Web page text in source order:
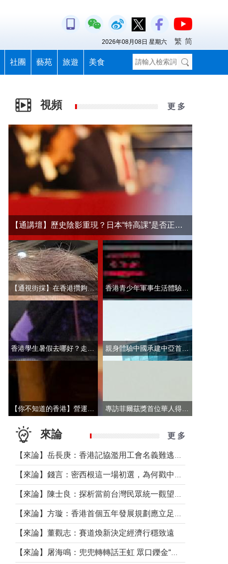
社團 藝苑 旅遊 美食
2026年08月08日 星期六 繁 简
視頻 更 多
【通講壇】歷史陰影重現？日本“特高課”是否正在借殼還魂
【通視街採】在香港攢夠多少錢才敢退休？有人退而不休，有人放眼大灣區
來論 更 多
【來論】董觀志：賽道煥新決定經濟行穩致遠